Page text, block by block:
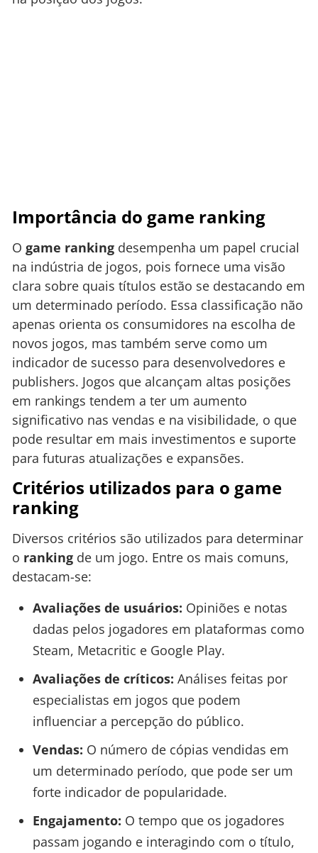
Importância do game ranking
O game ranking desempenha um papel crucial
na indústria de jogos, pois fornece uma visão
clara sobre quais títulos estão se destacando em
um determinado período. Essa classificação não
apenas orienta os consumidores na escolha de
novos jogos, mas também serve como um
indicador de sucesso para desenvolvedores e
publishers. Jogos que alcançam altas posições
em rankings tendem a ter um aumento
significativo nas vendas e na visibilidade, o que
pode resultar em mais investimentos e suporte
para futuras atualizações e expansões.
Critérios utilizados para o game
ranking
Diversos critérios são utilizados para determinar
o ranking de um jogo. Entre os mais comuns,
destacam-se:
Avaliações de usuários: Opiniões e notas
dadas pelos jogadores em plataformas como
Steam, Metacritic e Google Play.
Avaliações de críticos: Análises feitas por
especialistas em jogos que podem
influenciar a percepção do público.
Vendas: O número de cópias vendidas em
um determinado período, que pode ser um
forte indicador de popularidade.
Engajamento: O tempo que os jogadores
passam jogando e interagindo com o título,